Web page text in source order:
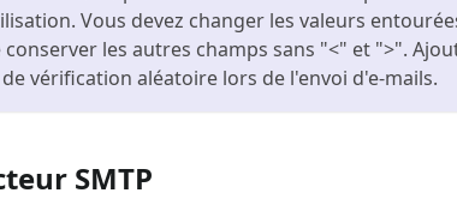
Vous devez changer les valeurs
les autres champs sans "<" et ">".
vérification aléatoire lors de l'envoi d'e-mails.
SMTP